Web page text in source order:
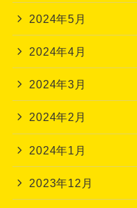
2024年5月
2024年4月
2024年3月
2024年2月
2024年1月
2023年12月